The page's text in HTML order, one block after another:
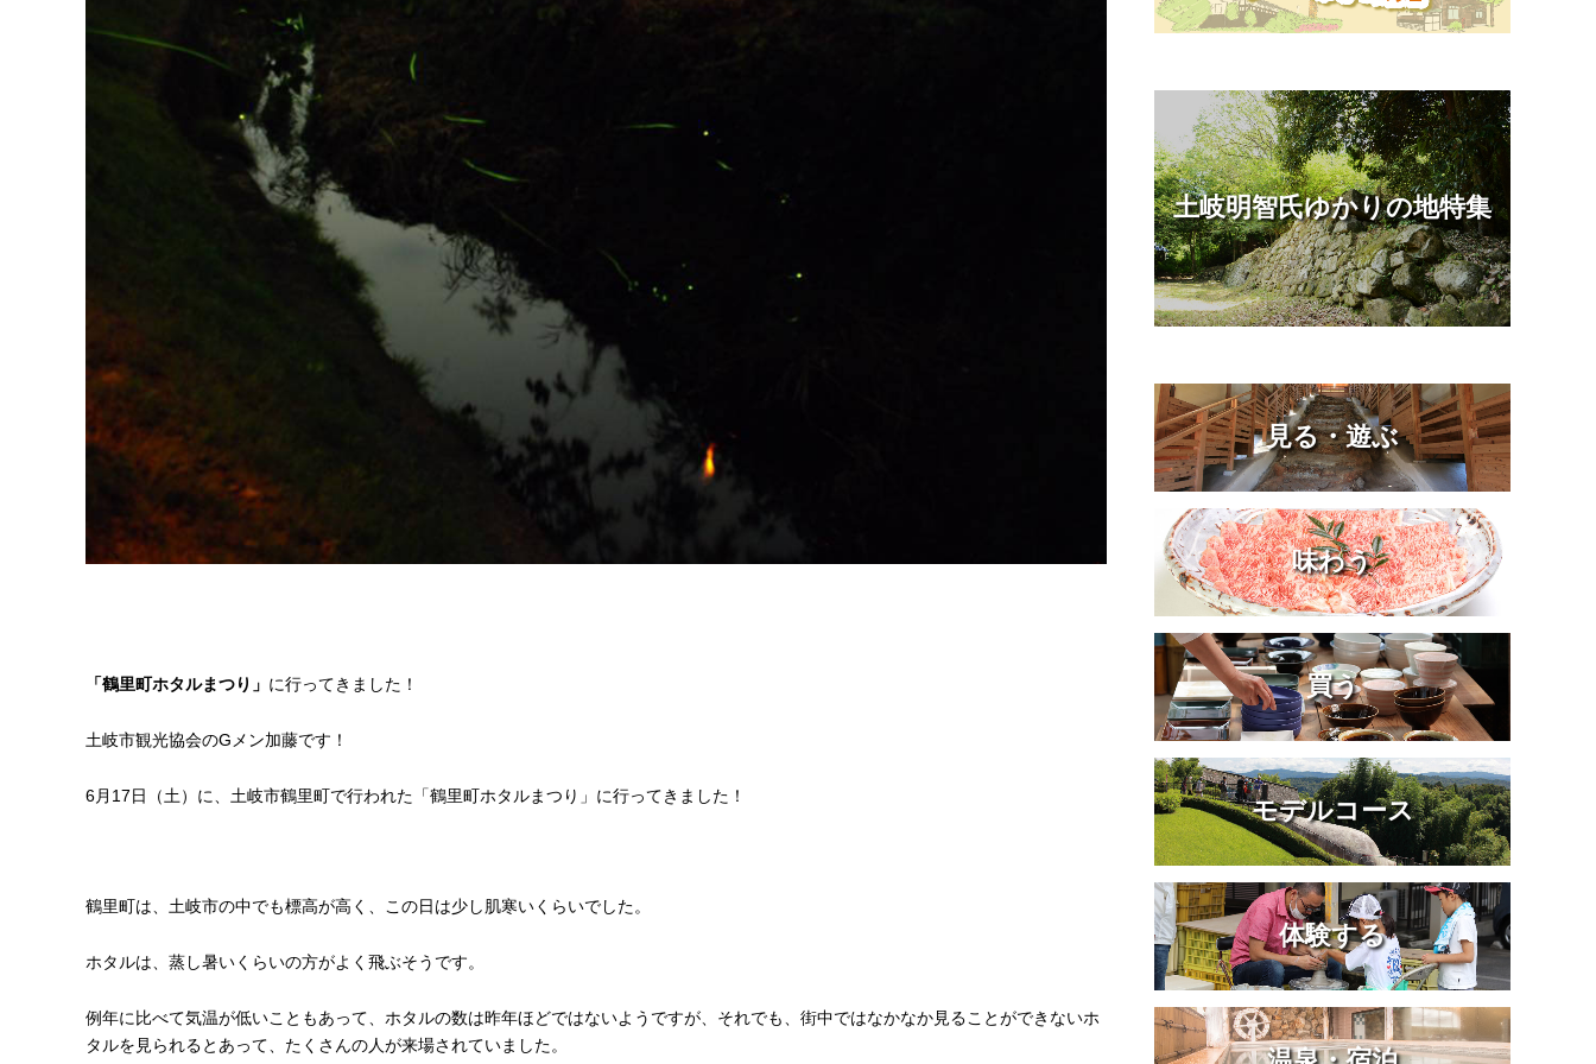
「鶴里町ホタルまつり」 に行ってきました！
土岐市観光協会のGメン加藤です！
6月17日（土）に、土岐市鶴里町で行われた「鶴里町ホタルまつり」に行ってきました！
鶴里町は、土岐市の中でも標高が高く、この日は少し肌寒いくらいでした。
ホタルは、蒸し暑いくらいの方がよく飛ぶそうです。
例年に比べて気温が低いこともあって、ホタルの数は昨年ほどではないようですが、それでも、街中ではなかなか見ることができないホ
タルを見られるとあって、たくさんの人が来場されていました。
土岐明智氏ゆかりの地特集
見る・遊ぶ
味わう
買う
モデルコース
体験する